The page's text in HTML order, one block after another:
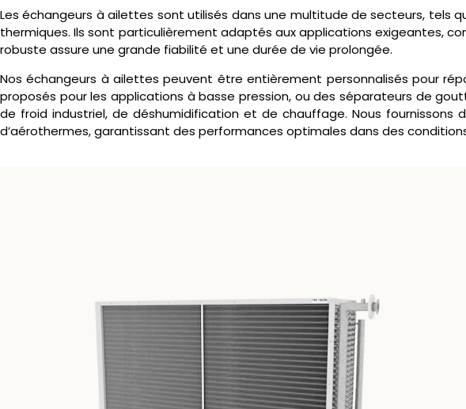
Les échangeurs à ailettes sont utilisés dans une multitude de secteurs, tels
thermiques. Ils sont particulièrement adaptés aux applications exigeantes,
robuste assure une grande fiabilité et une durée de vie prolongée.
Nos échangeurs à ailettes peuvent être entièrement personnalisés pour
proposés pour les applications à basse pression, ou des séparateurs de
de froid industriel, de déshumidification et de chauffage. Nous
d’aérothermes, garantissant des performances optimales dans des